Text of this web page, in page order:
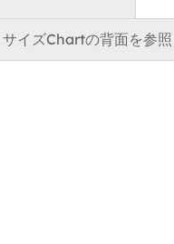
サイズChartの背面を参